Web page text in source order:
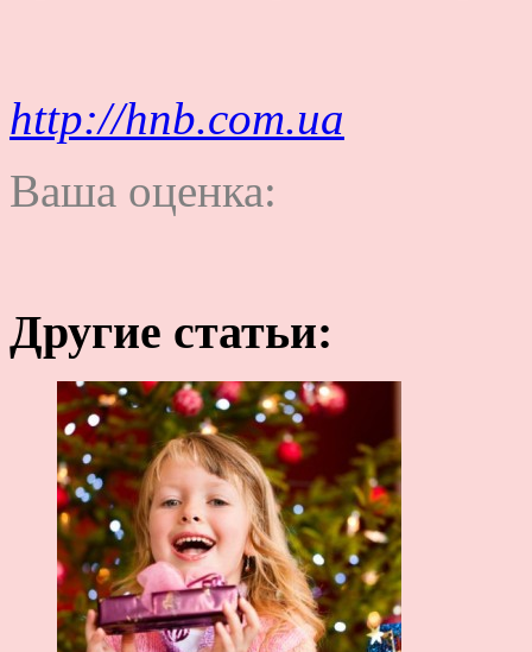
http://hnb.com.ua
Ваша оценка:
Другие статьи: